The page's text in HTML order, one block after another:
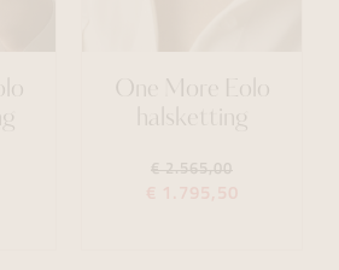
One More Eolo
halsketting
€ 2.565,00